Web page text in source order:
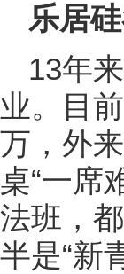
乐居
13年
业。目
万，外
桌“一席
法班，
半是“新